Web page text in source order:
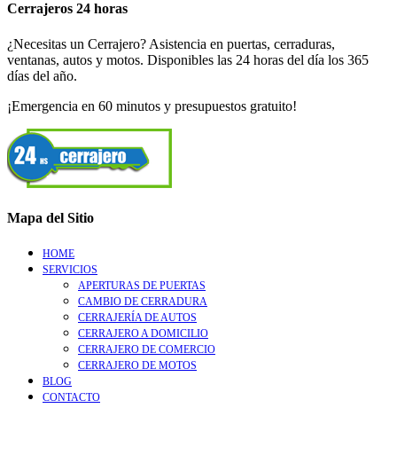
Cerrajeros 24 horas
¿Necesitas un Cerrajero? Asistencia en puertas, cerraduras,
ventanas, autos y motos. Disponibles las 24 horas del día los 365
días del año.
¡Emergencia en 60 minutos y presupuestos gratuito!
Mapa del Sitio
HOME
SERVICIOS
APERTURAS DE PUERTAS
CAMBIO DE CERRADURA
CERRAJERÍA DE AUTOS
CERRAJERO A DOMICILIO
CERRAJERO DE COMERCIO
CERRAJERO DE MOTOS
BLOG
CONTACTO